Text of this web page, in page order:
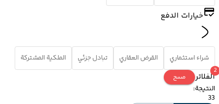
خيارات الدفع
شراء استثماري القرض العقاري تبادل جزئي الملكية المشتركة
الفلاتر
2
مسح
النتيجة:
33